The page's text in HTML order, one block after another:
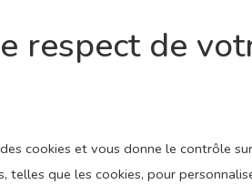
respect de
cookies et vous donne le contrôle
telles que les cookies, pour